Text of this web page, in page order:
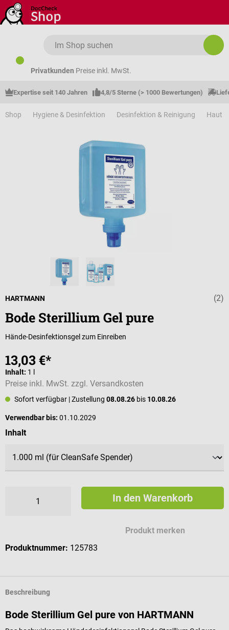
Zum Hauptinhalt springen
Privatkunden Preise inkl. MwSt.
Expertise seit 140 Jahren 4,8/5 Sterne (> 1000 Bewertungen)
Shop Hygiene & Desinfektion Desinfektion & Reinigung Haut
(2)
HARTMANN
Bode Sterillium Gel pure
Hände-Desinfektionsgel zum Einreiben
13,03 €*
Inhalt: 1 l
Preise inkl. MwSt. zzgl. Versandkosten
Sofort verfügbar | Zustellung 08.08.26 bis 10.08.26
Verwendbar bis: 01.10.2029
Inhaltauswählen
In den Warenkorb
Produkt merken
Produktnummer: 125783
Beschreibung
Bode Sterillium Gel pure von HARTMANN